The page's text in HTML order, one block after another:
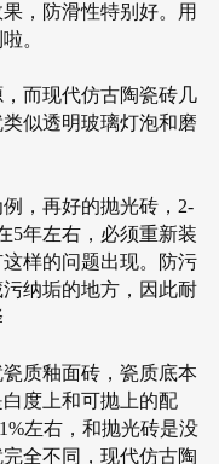
，防滑性特别好。用
。
而现代仿古陶瓷砖几
似透明玻璃灯泡和磨
，再好的抛光砖，2-
5年左右，必须重新装
样的问题出现。防污
纳垢的地方，因此耐
质釉面砖，瓷质底本
度上和可抛上的配
左右，和抛光砖是没
全不同，现代仿古陶